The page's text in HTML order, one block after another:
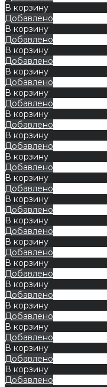
В корзину
Добавлено
В корзину
Добавлено
В корзину
Добавлено
В корзину
Добавлено
В корзину
Добавлено
В корзину
Добавлено
В корзину
Добавлено
В корзину
Добавлено
В корзину
Добавлено
В корзину
Добавлено
В корзину
Добавлено
В корзину
Добавлено
В корзину
Добавлено
В корзину
Добавлено
В корзину
Добавлено
В корзину
Добавлено
В корзину
Добавлено
В корзину
Добавлено